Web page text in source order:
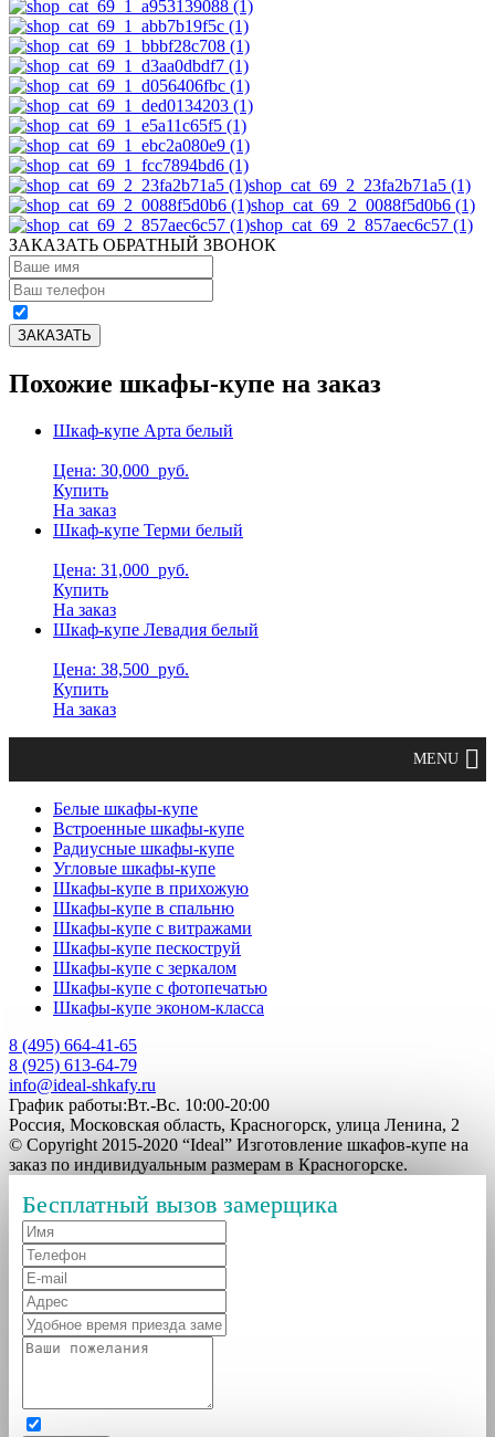
shop_cat_69_2_23fa2b71a5 (1)
shop_cat_69_2_0088f5d0b6 (1)
shop_cat_69_2_857aec6c57 (1)
ЗАКАЗАТЬ ОБРАТНЫЙ ЗВОНОК
Похожие шкафы-купе на заказ
Шкаф-купе Арта белый
Цена: 30,000 руб.
Купить
На заказ
Шкаф-купе Терми белый
Цена: 31,000 руб.
Купить
На заказ
Шкаф-купе Левадия белый
Цена: 38,500 руб.
Купить
На заказ
Белые шкафы-купе
Встроенные шкафы-купе
Радиусные шкафы-купе
Угловые шкафы-купе
Шкафы-купе в прихожую
Шкафы-купе в спальню
Шкафы-купе с витражами
Шкафы-купе пескоструй
Шкафы-купе с зеркалом
Шкафы-купе с фотопечатью
Шкафы-купе эконом-класса
8 (495) 664-41-65
8 (925) 613-64-79
info@ideal-shkafy.ru
График работы:Вт.-Вс. 10:00-20:00
Россия, Московская область, Красногорск, улица Ленина, 2
© Copyright 2015-2020 “Ideal” Изготовление шкафов-купе на
заказ по индивидуальным размерам в Красногорске.
Бесплатный вызов замерщика